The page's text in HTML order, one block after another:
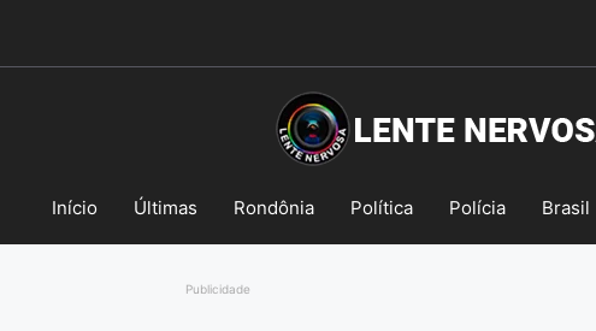
Início Últimas Rondônia Política Polícia Brasil
Publicidade